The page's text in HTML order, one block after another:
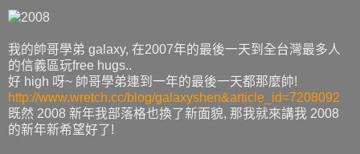
我的帥哥學弟 galaxy, 在2007年的最後一天到全台灣最多人
的信義區玩free hugs..
好 high 呀~ 帥哥學弟連到一年的最後一天都那麼帥!
http://www.wretch.cc/blog/galaxyshen&article_id=7208092
既然 2008 新年我部落格也換了新面貌, 那我就來講我 2008
的新年新希望好了!